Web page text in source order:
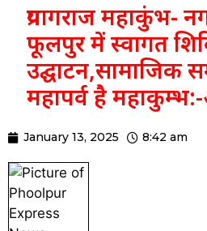
प्रयागराज महाकुंभ-
फूलपुर में स्वागत
उद्घाटन,सामाजिक
महापर्व है
January 13, 2025 8:42 am